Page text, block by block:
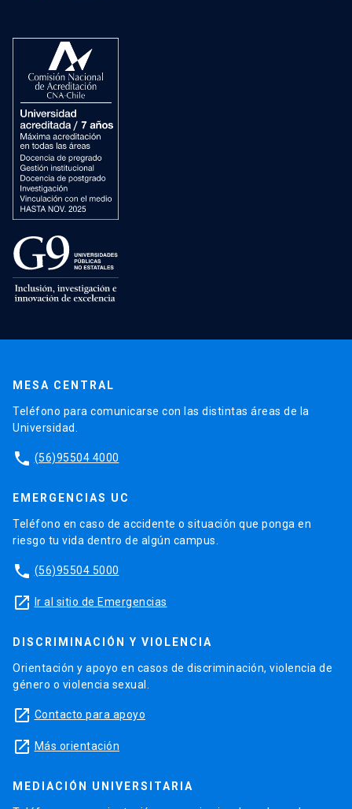
MESA CENTRAL
Teléfono para comunicarse con las distintas áreas de la
Universidad.
phone (56)95504 4000
EMERGENCIAS UC
Teléfono en caso de accidente o situación que ponga en
riesgo tu vida dentro de algún campus.
phone (56)95504 5000
launch Ir al sitio de Emergencias
DISCRIMINACIÓN Y VIOLENCIA
Orientación y apoyo en casos de discriminación, violencia de
género o violencia sexual.
launch Contacto para apoyo
launch Más orientación
MEDIACIÓN UNIVERSITARIA